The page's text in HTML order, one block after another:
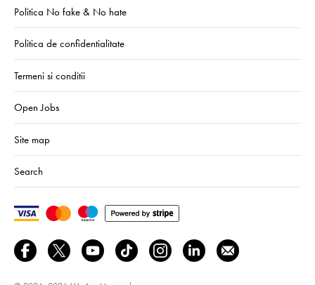
Politica No fake & No hate
Politica de confidentialitate
Termeni si conditii
Open Jobs
Site map
Search